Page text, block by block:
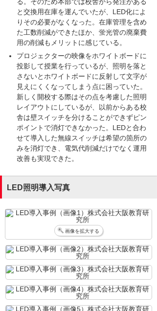
と交換用在庫を運んでいたが、LED化によ
りその必要がなくなった。在庫管理を含め
た工数削減ができたほか、蛍光管の廃棄費
用の削減もメリットに感じている。
プロジェクターの映像をホワイトボードに
投影して授業を行っているが、照明を落と
さないとホワイトボードに反射して文字が
見えにくくなってしまう点に困っていた。
新しく開校する際はその点を考慮した照明
レイアウトにしているが、以前からある校
舎は壁スイッチを分けることができずピン
ポイントで消灯できなかった。LEDと合わ
せて導入した無線スイッチは希望の箇所の
みを消灯でき、電気代削減だけでなく運用
改善も実現できた。
LED照明導入写真
画像を拡大する